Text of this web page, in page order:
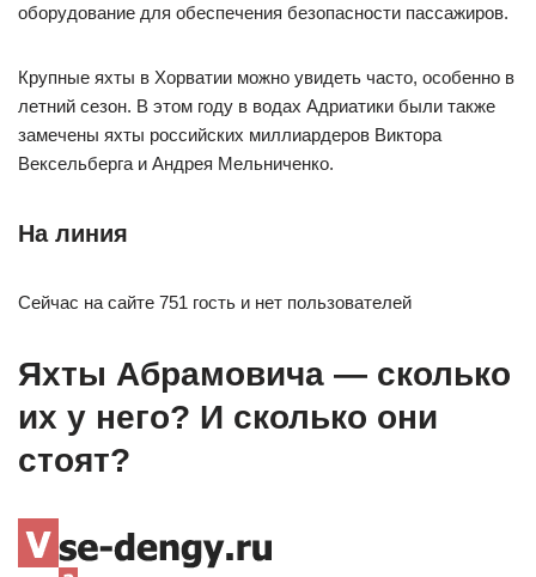
оборудование для обеспечения безопасности пассажиров.
Крупные яхты в Хорватии можно увидеть часто, особенно в
летний сезон. В этом году в водах Адриатики были также
замечены яхты российских миллиардеров Виктора
Вексельберга и Андрея Мельниченко.
На линия
Сейчас на сайте 751 гость и нет пользователей
Яхты Абрамовича — сколько
их у него? И сколько они
стоят?